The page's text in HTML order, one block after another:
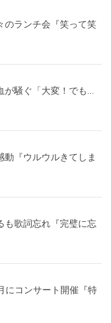
のランチ会『笑って笑
が騒ぐ「大変！でも…
動『ウルウルきてしま
も歌詞忘れ『完璧に忘
にコンサート開催『特